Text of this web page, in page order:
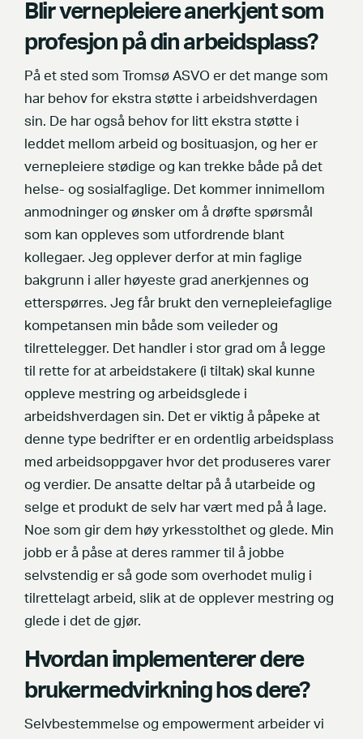
Blir vernepleiere anerkjent som
profesjon på din arbeidsplass?
På et sted som Tromsø ASVO er det mange som
har behov for ekstra støtte i arbeidshverdagen
sin. De har også behov for litt ekstra støtte i
leddet mellom arbeid og bosituasjon, og her er
vernepleiere stødige og kan trekke både på det
helse- og sosialfaglige. Det kommer innimellom
anmodninger og ønsker om å drøfte spørsmål
som kan oppleves som utfordrende blant
kollegaer. Jeg opplever derfor at min faglige
bakgrunn i aller høyeste grad anerkjennes og
etterspørres. Jeg får brukt den vernepleiefaglige
kompetansen min både som veileder og
tilrettelegger. Det handler i stor grad om å legge
til rette for at arbeidstakere (i tiltak) skal kunne
oppleve mestring og arbeidsglede i
arbeidshverdagen sin. Det er viktig å påpeke at
denne type bedrifter er en ordentlig arbeidsplass
med arbeidsoppgaver hvor det produseres varer
og verdier. De ansatte deltar på å utarbeide og
selge et produkt de selv har vært med på å lage.
Noe som gir dem høy yrkesstolthet og glede. Min
jobb er å påse at deres rammer til å jobbe
selvstendig er så gode som overhodet mulig i
tilrettelagt arbeid, slik at de opplever mestring og
glede i det de gjør.
Hvordan implementerer dere
brukermedvirkning hos dere?
Selvbestemmelse og empowerment arbeider vi